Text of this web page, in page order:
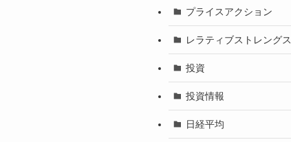
プライスアクション
レラティブストレングス
投資
投資情報
日経平均